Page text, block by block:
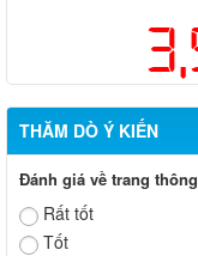
THĂM DÒ Ý KIẾN
Đánh giá về trang
Rất tốt
Tốt